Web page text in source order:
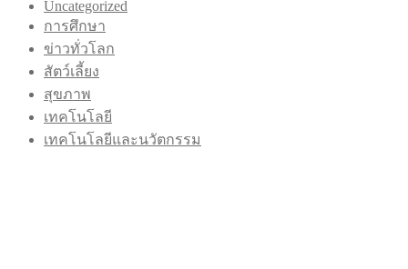
Uncategorized
การศึกษา
ข่าวทั่วโลก
สัตว์เลี้ยง
สุขภาพ
เทคโนโลยี
เทคโนโลยีและนวัตกรรม